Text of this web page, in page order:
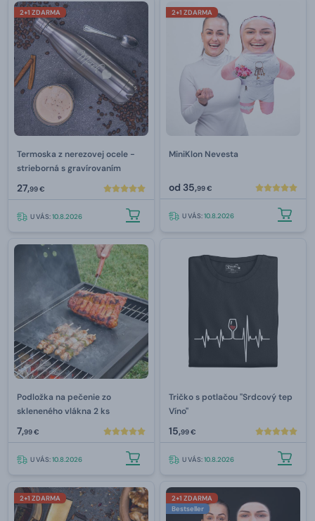
2+1 ZDARMA
Termoska z nerezovej ocele -
strieborná s gravírovaním
27,99 €
U VÁS:10.8.2026
2+1 ZDARMA
MiniKlon Nevesta
od 35,99 €
U VÁS:10.8.2026
Podložka na pečenie zo
skleneného vlákna 2 ks
7,99 €
U VÁS:10.8.2026
Tričko s potlačou "Srdcový tep
Víno"
15,99 €
U VÁS:10.8.2026
2+1 ZDARMA
2+1 ZDARMA
Bestseller